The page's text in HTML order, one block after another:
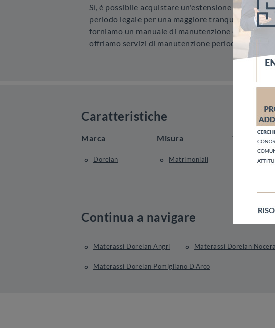
Sì, è possibile acquistare un'estensione di garanzia
periodo legale per una maggiore tranquillità.
forniamo un manuale di manutenzione e, su
offriamo servizi di manutenzione periodica a
Caratteristiche
Marca
Dorelan
Misura
Matrimoniali
Tipologia
Myform
Continua a navigare
Materassi Dorelan Angri Materassi Dorelan
Materassi Dorelan Pomigliano D'Arco